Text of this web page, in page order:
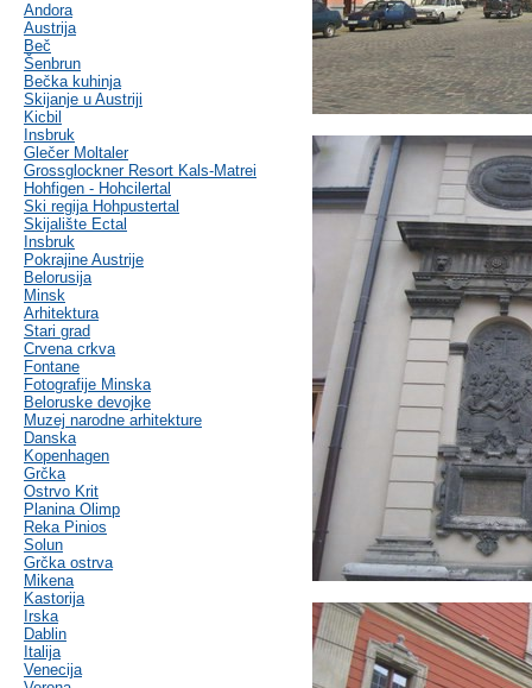
Andora
Austrija
Beč
Šenbrun
Bečka kuhinja
Skijanje u Austriji
Kicbil
Insbruk
Glečer Moltaler
Grossglockner Resort Kals-Matrei
Hohfigen - Hohcilertal
Ski regija Hohpustertal
Skijalište Ectal
Insbruk
Pokrajine Austrije
Belorusija
Minsk
Arhitektura
Stari grad
Crvena crkva
Fontane
Fotografije Minska
Beloruske devojke
Muzej narodne arhitekture
Danska
Kopenhagen
Grčka
Ostrvo Krit
Planina Olimp
Reka Pinios
Solun
Grčka ostrva
Mikena
Kastorija
Irska
Dablin
Italija
Venecija